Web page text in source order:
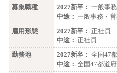
募集職種
2027新卒： 一般事
中途： 一般事務・
雇用形態
2027新卒： 正社員
中途： 正社員
勤務地
2027新卒： 全国47
中途： 全国47都道